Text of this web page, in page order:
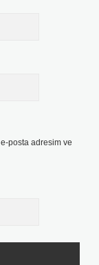
e-posta adresim ve